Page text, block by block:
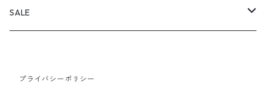
PANTS
SALE
PANTS
プライバシーポリシー